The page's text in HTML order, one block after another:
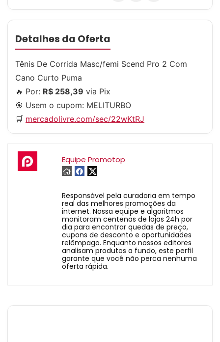
Detalhes da Oferta
Tênis De Corrida Masc/femi Scend Pro 2 Com
Cano Curto Puma
🔥 Por: R$ 258,39 via Pix
🎯 Usem o cupom: MELITURBO
🛒 mercadolivre.com/sec/22wKtRJ
Equipe Promotop
Responsável pela curadoria em tempo
real das melhores promoções da
internet. Nossa equipe e algoritmos
monitoram centenas de lojas 24h por
dia para encontrar quedas de preço,
cupons de desconto e oportunidades
relâmpago. Enquanto nossos editores
analisam produtos a fundo, este perfil
garante que você não perca nenhuma
oferta rápida.